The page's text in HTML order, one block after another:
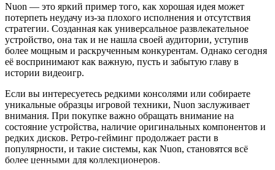
Nuon — это яркий пример того, как хорошая идея может
потерпеть неудачу из-за плохого исполнения и отсутствия
стратегии. Созданная как универсальное развлекательное
устройство, она так и не нашла своей аудитории, уступив
более мощным и раскрученным конкурентам. Однако сегодня
её воспринимают как важную, пусть и забытую главу в
истории видеоигр.
Если вы интересуетесь редкими консолями или собираете
уникальные образцы игровой техники, Nuon заслуживает
внимания. При покупке важно обращать внимание на
состояние устройства, наличие оригинальных компонентов и
редких дисков. Ретро-гейминг продолжает расти в
популярности, и такие системы, как Nuon, становятся всё
более ценными для коллекционеров.
Apple Pippin это — редкий эксперимент Apple в гейминге: